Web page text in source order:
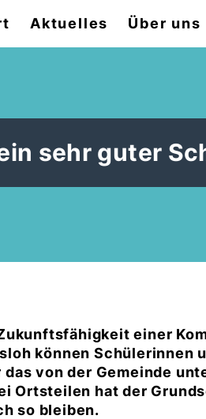
Aktuelles Über uns
sehr guter
einer
können Schülerinnen
von der Gemeinde
Ortsteilen hat der
so bleiben.